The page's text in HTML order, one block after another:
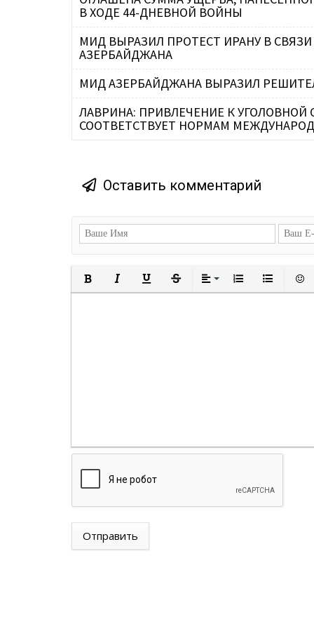
В ХОДЕ 44-ДНЕВНОЙ ВОЙНЫ
МИД ВЫРАЗИЛ ПРОТЕСТ ИРАНУ В
АЗЕРБАЙДЖАНА
МИД АЗЕРБАЙДЖАНА ВЫРАЗИЛ
ЛАВРИНА: ПРИВЛЕЧЕНИЕ К УГОЛОВНОЙ
СООТВЕТСТВУЕТ НОРМАМ
Оставить комментарий
Полужирный
КурсивПодчеркнутый
Зачеркнутый
Отправить